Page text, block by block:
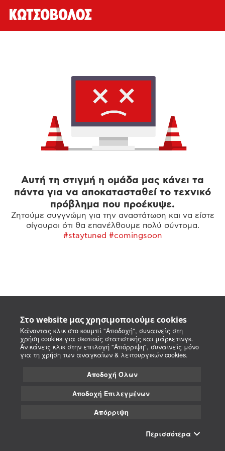
Στο website μας χρησιμοποιούμε cookies
Κάνοντας κλικ στο κουμπί "Αποδοχή", συναινείς στη
χρήση cookies για σκοπούς στατιστικής και μάρκετινγκ.
Αν κάνεις κλικ στην επιλογή "Απόρριψη", συναινείς μόνο
για τη χρήση των αναγκαίων & λειτουργικών cookies.
Αποδοχή Όλων
Αποδοχή Επιλεγμένων
Απόρριψη
Περισσότερα
Αυτή τη στιγμή η ομάδα μας κάνει τα
πάντα για να αποκατασταθεί το τεχνικό
πρόβλημα που προέκυψε.
Ζητούμε συγγνώμη για την αναστάτωση και να είστε
σίγουροι ότι θα επανέλθουμε πολύ σύντομα.
#staytuned #comingsoon